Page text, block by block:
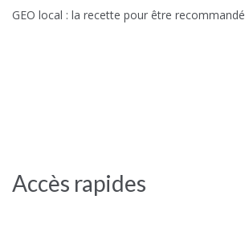
GEO local : la recette pour être recommandé
Accès rapides